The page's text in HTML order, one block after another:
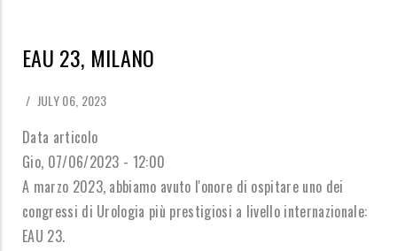
EAU 23, MILANO
/ JULY 06, 2023
Data articolo
Gio, 07/06/2023 - 12:00
A marzo 2023, abbiamo avuto l'onore di ospitare uno dei
congressi di Urologia più prestigiosi a livello internazionale:
EAU 23.